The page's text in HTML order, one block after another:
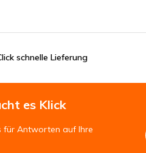
schnelle Lieferung
es Klick
für Antworten auf Ihre